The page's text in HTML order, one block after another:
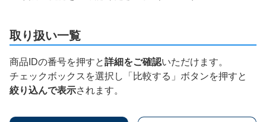
取り扱い一覧
商品IDの番号を押すと詳細をご確認いただけます。
チェックボックスを選択し「比較する」ボタンを押すと
絞り込んで表示されます。